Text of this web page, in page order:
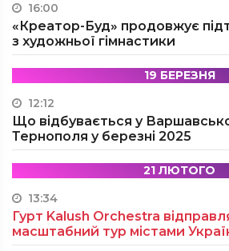
16:00
«Креатор-Буд» продовжує
з художньої гімнастики
19 БЕРЕЗНЯ
12:12
Що відбувається у
Тернополя у березні 2025
21 ЛЮТОГО
13:34
Гурт Kalush Orchestra
масштабний тур містами